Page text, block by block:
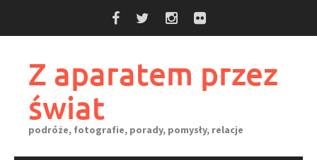
Z aparatem przez
świat
podróże, fotografie, porady, pomysły, relacje